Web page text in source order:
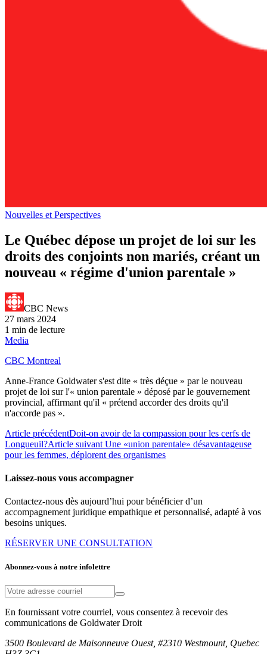
Nouvelles et Perspectives
Le Québec dépose un projet de loi sur les
droits des conjoints non mariés, créant un
nouveau « régime d'union parentale »
CBC News
27 mars 2024
1 min de lecture
Media
CBC Montreal
Anne-France Goldwater s'est dite « très déçue » par le nouveau
projet de loi sur l'« union parentale » déposé par le gouvernement
provincial, affirmant qu'il « prétend accorder des droits qu'il
n'accorde pas ».
Article précédentDoit-on avoir de la compassion pour les cerfs de
Longueuil?Article suivant Une «union parentale» désavantageuse
pour les femmes, déplorent des organismes
Laissez-nous vous accompagner
Contactez-nous dès aujourd’hui pour bénéficier d’un
accompagnement juridique empathique et personnalisé, adapté à vos
besoins uniques.
RÉSERVER UNE CONSULTATION
Abonnez-vous à notre infolettre
En fournissant votre courriel, vous consentez à recevoir des
communications de Goldwater Droit
3500 Boulevard de Maisonneuve Ouest, #2310 Westmount, Quebec